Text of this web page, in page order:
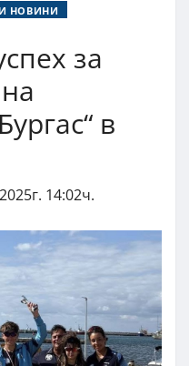
НОВИНИ
за
в
14:02ч.